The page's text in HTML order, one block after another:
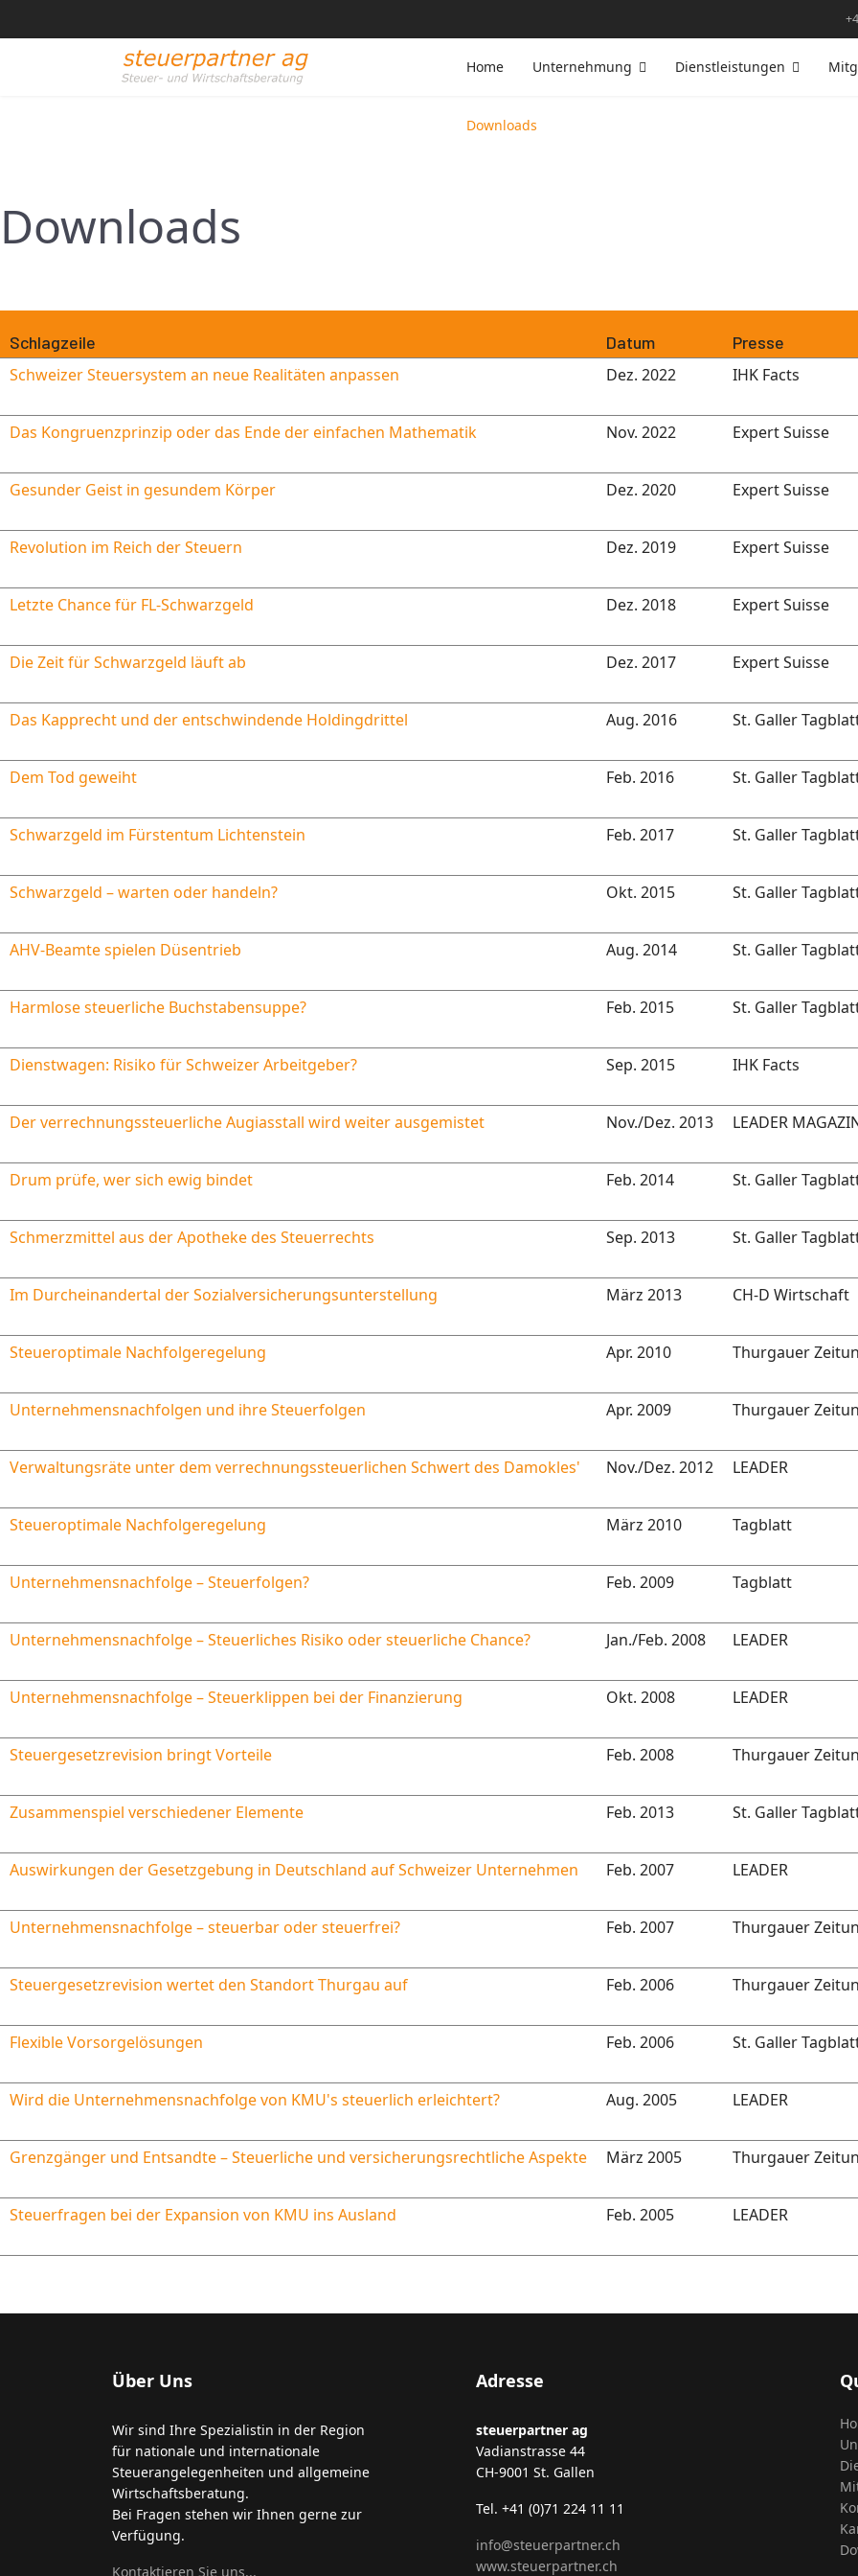
Home Unternehmung Dienstleistungen
Downloads
Downloads
Schlagzeile Datum
Presse
Schweizer Steuersystem an neue Realitäten anpassen
Dez. 2022 IHK Facts
Das Kongruenzprinzip oder das Ende der einfachen Mathematik Nov. 2022 Expert Suisse
Gesunder Geist in gesundem Körper Dez. 2020 Expert Suisse
Revolution im Reich der Steuern Dez. 2019 Expert Suisse
Letzte Chance für FL-Schwarzgeld Dez. 2018 Expert Suisse
Die Zeit für Schwarzgeld läuft ab Dez. 2017 Expert Suisse
Das Kapprecht und der entschwindende Holdingdrittel Aug. 2016 St. Galler
Dem Tod geweiht Feb. 2016 St. Galler
Schwarzgeld im Fürstentum Lichtenstein Feb. 2017 St. Galler
Schwarzgeld – warten oder handeln? Okt. 2015 St. Galler
AHV-Beamte spielen Düsentrieb Aug. 2014 St. Galler
Harmlose steuerliche Buchstabensuppe? Feb. 2015 St. Galler
Dienstwagen: Risiko für Schweizer Arbeitgeber? Sep. 2015 IHK Facts
Der verrechnungssteuerliche Augiasstall wird weiter ausgemistet Nov./Dez. 2013 LEADER
Drum prüfe, wer sich ewig bindet Feb. 2014 St. Galler
Schmerzmittel aus der Apotheke des Steuerrechts Sep. 2013 St. Galler
Im Durcheinandertal der Sozialversicherungsunterstellung März 2013 CH-D Wirtschaft
Steueroptimale Nachfolgeregelung Apr. 2010 Thurgauer
Unternehmensnachfolgen und ihre Steuerfolgen Apr. 2009 Thurgauer
Verwaltungsräte unter dem verrechnungssteuerlichen Schwert des Damokles' Nov./Dez. 2012 LEADER
Steueroptimale Nachfolgeregelung März 2010 Tagblatt
Unternehmensnachfolge – Steuerfolgen? Feb. 2009 Tagblatt
Unternehmensnachfolge – Steuerliches Risiko oder steuerliche Chance? Jan./Feb. 2008 LEADER
Unternehmensnachfolge – Steuerklippen bei der Finanzierung Okt. 2008 LEADER
Steuergesetzrevision bringt Vorteile Feb. 2008 Thurgauer
Zusammenspiel verschiedener Elemente Feb. 2013 St. Galler
Auswirkungen der Gesetzgebung in Deutschland auf Schweizer Unternehmen Feb. 2007 LEADER
Unternehmensnachfolge – steuerbar oder steuerfrei? Feb. 2007 Thurgauer
Steuergesetzrevision wertet den Standort Thurgau auf Feb. 2006 Thurgauer
Flexible Vorsorgelösungen Feb. 2006 St. Galler
Wird die Unternehmensnachfolge von KMU's steuerlich erleichtert? Aug. 2005 LEADER
Grenzgänger und Entsandte – Steuerliche und versicherungsrechtliche Aspekte März 2005 Thurgauer
Steuerfragen bei der Expansion von KMU ins Ausland Feb. 2005 LEADER
Über Uns
Wir sind Ihre Spezialistin in der Region
für nationale und internationale
Steuerangelegenheiten und allgemeine
Wirtschaftsberatung.
Bei Fragen stehen wir Ihnen gerne zur
Verfügung.
Kontaktieren Sie uns...
Adresse
steuerpartner ag
Vadianstrasse 44
CH-9001 St. Gallen
Tel. +41 (0)71 224 11 11
info@steuerpartner.ch
www.steuerpartner.ch